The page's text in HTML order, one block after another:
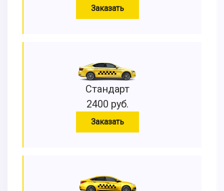
Заказать
Стандарт
2400 руб.
Заказать